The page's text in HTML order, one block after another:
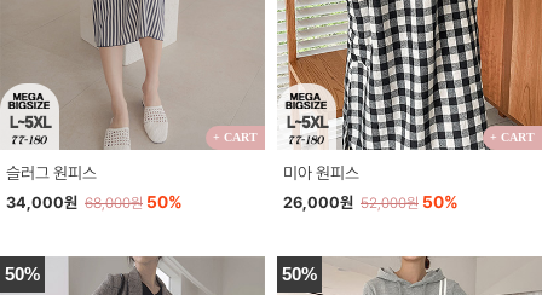
+ CART
슬러그 원피스
34,000원 68,000원 50%
+ CART
미아 원피스
26,000원 52,000원 50%
50% 50%